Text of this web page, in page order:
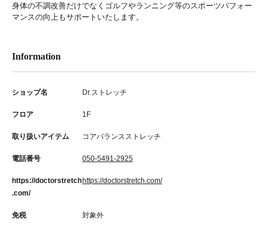
身体の不調改善だけでなくゴルフやランニング等のスポーツパフォー
マンスの向上もサポートいたします。
Information
ショップ名 Dr.ストレッチ
フロア 1F
取り扱いアイテム コアバランスストレッチ
電話番号 050-5491-2925
https://doctorstretch
.com/
https://doctorstretch.com/
免税 対象外